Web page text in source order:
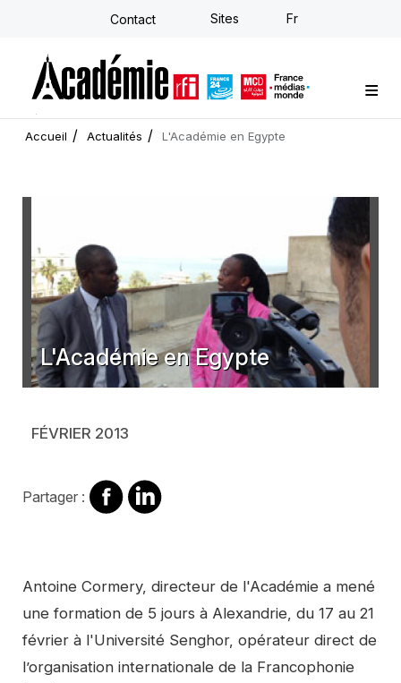
Aller
principal
Contact Sites Fr
Formations sur-mesure
Conseil stratégique
E-learning individuel
L'Académie
Actualités
Newsletter
Accueil Actualités L'Académie en Egypte
L'Académie en Egypte
FÉVRIER 2013
Partager : Partager
sur
Partager
sur
Contenu
Antoine Cormery, directeur de l'Académie a mené
une formation de 5 jours à Alexandrie, du 17 au 21
février à l'Université Senghor, opérateur direct de
l’organisation internationale de la Francophonie